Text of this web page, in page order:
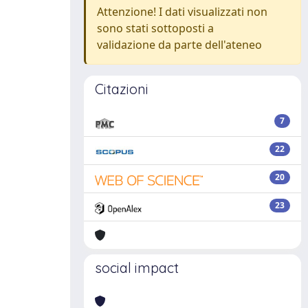
Attenzione! I dati visualizzati non
sono stati sottoposti a
validazione da parte dell'ateneo
Citazioni
7
22
20
23
social impact